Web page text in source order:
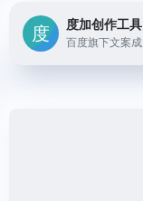
度加创作工具